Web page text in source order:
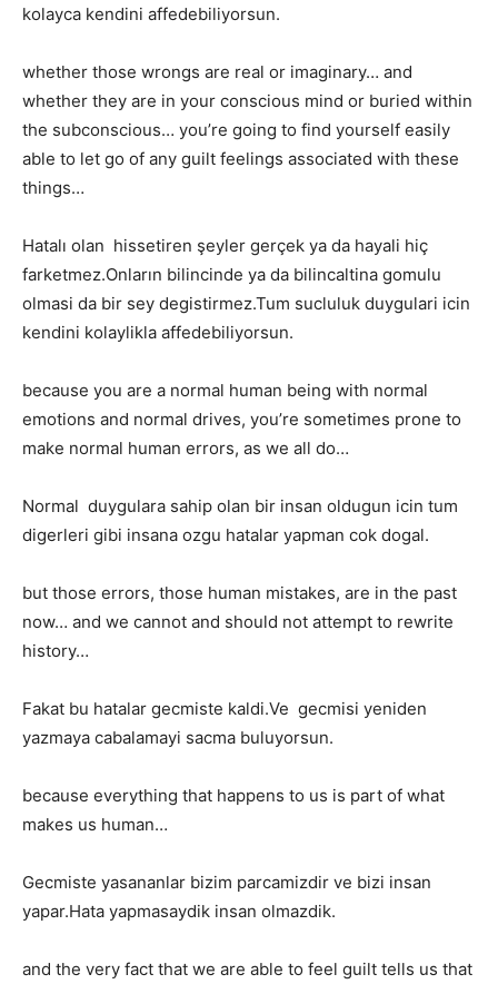
kolayca kendini affedebiliyorsun.
whether those wrongs are real or imaginary… and
whether they are in your conscious mind or buried within
the subconscious… you’re going to find yourself easily
able to let go of any guilt feelings associated with these
things…
Hatalı olan hissetiren şeyler gerçek ya da hayali hiç
farketmez.Onların bilincinde ya da bilincaltina gomulu
olmasi da bir sey degistirmez.Tum sucluluk duygulari icin
kendini kolaylikla affedebiliyorsun.
because you are a normal human being with normal
emotions and normal drives, you’re sometimes prone to
make normal human errors, as we all do…
Normal duygulara sahip olan bir insan oldugun icin tum
digerleri gibi insana ozgu hatalar yapman cok dogal.
but those errors, those human mistakes, are in the past
now… and we cannot and should not attempt to rewrite
history…
Fakat bu hatalar gecmiste kaldi.Ve gecmisi yeniden
yazmaya cabalamayi sacma buluyorsun.
because everything that happens to us is part of what
makes us human…
Gecmiste yasananlar bizim parcamizdir ve bizi insan
yapar.Hata yapmasaydik insan olmazdik.
and the very fact that we are able to feel guilt tells us that